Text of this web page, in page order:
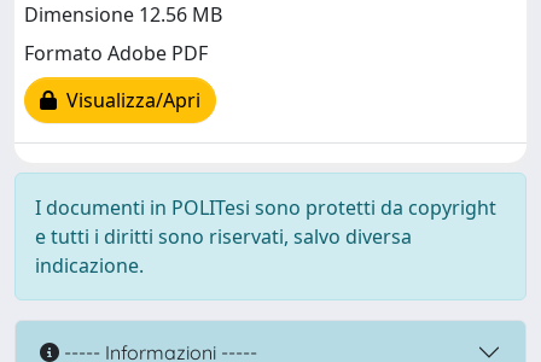
Dimensione 12.56 MB
Formato Adobe PDF
Visualizza/Apri
I documenti in POLITesi sono protetti da copyright
e tutti i diritti sono riservati, salvo diversa
indicazione.
----- Informazioni -----